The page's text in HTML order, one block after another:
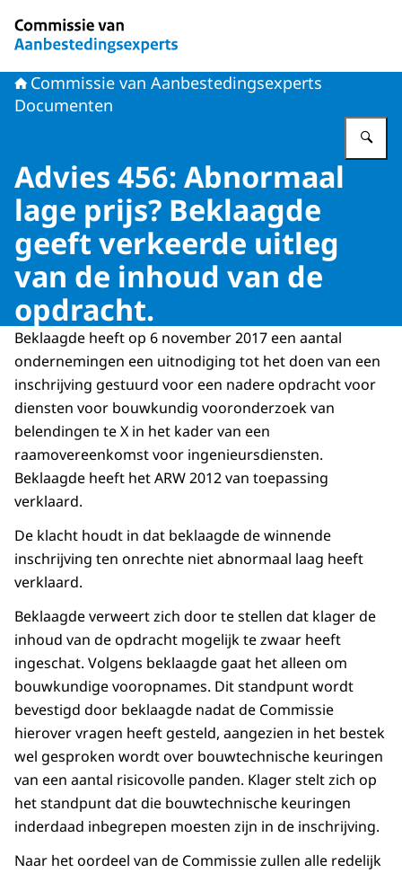
Commissie van Aanbestedingsexperts
Documenten
Advies 456: Abnormaal
lage prijs? Beklaagde
geeft verkeerde uitleg
van de inhoud van de
opdracht.
Beklaagde heeft op 6 november 2017 een aantal
ondernemingen een uitnodiging tot het doen van een
inschrijving gestuurd voor een nadere opdracht voor
diensten voor bouwkundig vooronderzoek van
belendingen te X in het kader van een
raamovereenkomst voor ingenieursdiensten.
Beklaagde heeft het ARW 2012 van toepassing
verklaard.
De klacht houdt in dat beklaagde de winnende
inschrijving ten onrechte niet abnormaal laag heeft
verklaard.
Beklaagde verweert zich door te stellen dat klager de
inhoud van de opdracht mogelijk te zwaar heeft
ingeschat. Volgens beklaagde gaat het alleen om
bouwkundige vooropnames. Dit standpunt wordt
bevestigd door beklaagde nadat de Commissie
hierover vragen heeft gesteld, aangezien in het bestek
wel gesproken wordt over bouwtechnische keuringen
van een aantal risicovolle panden. Klager stelt zich op
het standpunt dat die bouwtechnische keuringen
inderdaad inbegrepen moesten zijn in de inschrijving.
Naar het oordeel van de Commissie zullen alle redelijk